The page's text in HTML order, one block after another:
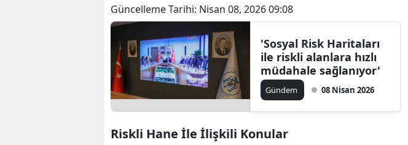
Balıkesir
Bilecik
Bingöl
Bitlis
Güncelleme Tarihi: Nisan 08, 2026 09:08
'Sosyal Risk Haritaları
ile riskli alanlara hızlı
müdahale sağlanıyor'
Gündem 08 Nisan 2026
Riskli Hane İle İlişkili Konular